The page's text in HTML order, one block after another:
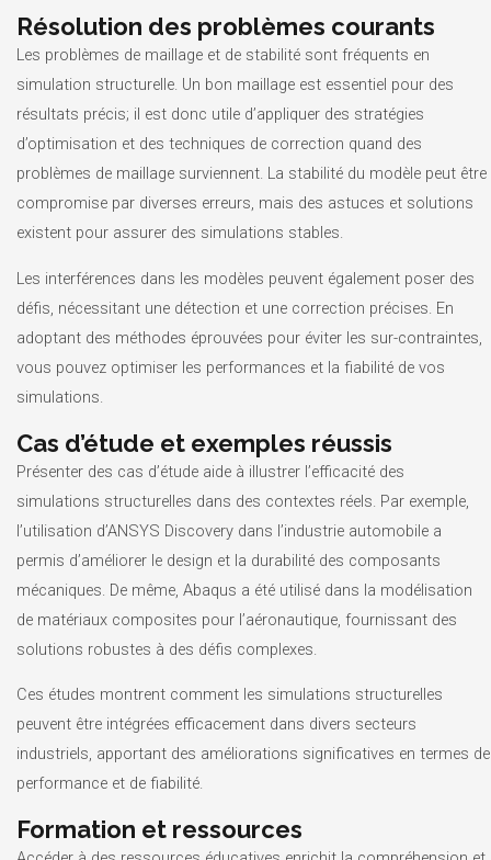
Résolution des problèmes courants
Les problèmes de maillage et de stabilité sont fréquents en
simulation structurelle. Un bon maillage est essentiel pour des
résultats précis; il est donc utile d’appliquer des stratégies
d’optimisation et des techniques de correction quand des
problèmes de maillage surviennent. La stabilité du modèle peut être
compromise par diverses erreurs, mais des astuces et solutions
existent pour assurer des simulations stables.
Les interférences dans les modèles peuvent également poser des
défis, nécessitant une détection et une correction précises. En
adoptant des méthodes éprouvées pour éviter les sur-contraintes,
vous pouvez optimiser les performances et la fiabilité de vos
simulations.
Cas d’étude et exemples réussis
Présenter des cas d’étude aide à illustrer l’efficacité des
simulations structurelles dans des contextes réels. Par exemple,
l’utilisation d’ANSYS Discovery dans l’industrie automobile a
permis d’améliorer le design et la durabilité des composants
mécaniques. De même, Abaqus a été utilisé dans la modélisation
de matériaux composites pour l’aéronautique, fournissant des
solutions robustes à des défis complexes.
Ces études montrent comment les simulations structurelles
peuvent être intégrées efficacement dans divers secteurs
industriels, apportant des améliorations significatives en termes de
performance et de fiabilité.
Formation et ressources